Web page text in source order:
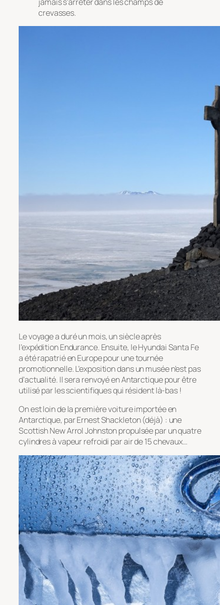
crevasses.
Le voyage a duré un mois, un siècle après
l’expédition Endurance. Ensuite, le Hyundai Santa Fe
a été rapatrié en Europe pour une tournée
promotionnelle. L’exposition dans un musée n’est pas
d’actualité. Il sera renvoyé en Antarctique pour être
utilisé par les scientifiques qui résident là-bas !
On est loin de la première voiture importée en
Antarctique, par Ernest Shackleton (déjà) : une
Scottish New Arrol Johnston propulsée par un quatre
cylindres à vapeur refroidi par air de 15 chevaux…